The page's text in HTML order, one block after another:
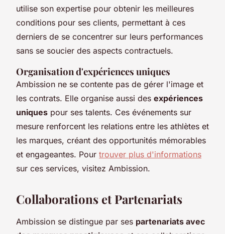
utilise son expertise pour obtenir les meilleures
conditions pour ses clients, permettant à ces
derniers de se concentrer sur leurs performances
sans se soucier des aspects contractuels.
Organisation d'expériences uniques
Ambission ne se contente pas de gérer l'image et
les contrats. Elle organise aussi des expériences
uniques pour ses talents. Ces événements sur
mesure renforcent les relations entre les athlètes et
les marques, créant des opportunités mémorables
et engageantes. Pour trouver plus d'informations
sur ces services, visitez Ambission.
Collaborations et Partenariats
Ambission se distingue par ses partenariats avec